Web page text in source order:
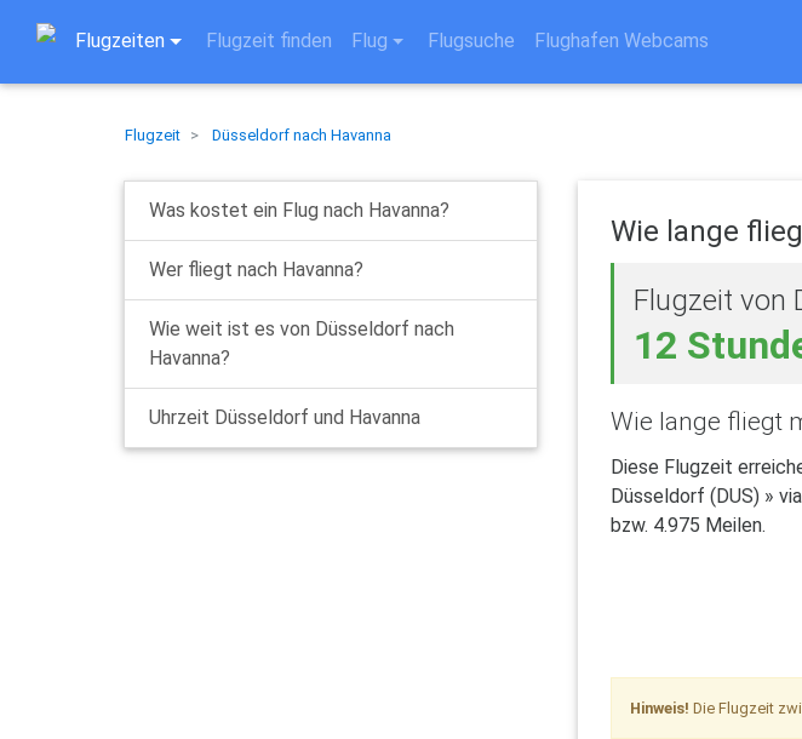
Flugzeiten Flugzeit finden Flug Flugsuche Flughafen Webcams
Flugzeit Düsseldorf nach Havanna
Was kostet ein Flug nach Havanna?
Wer fliegt nach Havanna?
Wie weit ist es von Düsseldorf nach
Havanna?
Uhrzeit Düsseldorf und Havanna
Wie lange
Flugzeit von
12
Wie lange fliegt
Diese Flugzeit
Düsseldorf (DUS) »
bzw. 4.975 Meilen.
Hinweis! Die Flugzeit